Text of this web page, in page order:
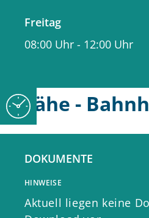
Gesamtübersicht Parken
Nähe -
gebührenpflichtigen
Stellplätze am
folgt zu nutzen:
DOKUMENTE
HINWEISE
Aktuell liegen keine
Freitag
08:00 Uhr - 12:00 Uhr